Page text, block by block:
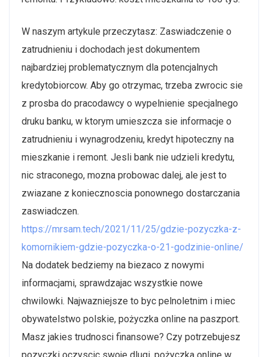
W naszym artykule przeczytasz: Zaswiadczenie o
zatrudnieniu i dochodach jest dokumentem
najbardziej problematycznym dla potencjalnych
kredytobiorcow. Aby go otrzymac, trzeba zwrocic sie
z prosba do pracodawcy o wypelnienie specjalnego
druku banku, w ktorym umieszcza sie informacje o
zatrudnieniu i wynagrodzeniu, kredyt hipoteczny na
mieszkanie i remont. Jesli bank nie udzieli kredytu,
nic straconego, mozna probowac dalej, ale jest to
zwiazane z koniecznoscia ponownego dostarczania
zaswiadczen.
https://mrsam.tech/2021/11/25/gdzie-pozyczka-z-
komornikiem-gdzie-pozyczka-o-21-godzinie-online/
Na dodatek bedziemy na biezaco z nowymi
informacjami, sprawdzajac wszystkie nowe
chwilowki. Najwazniejsze to byc pelnoletnim i miec
obywatelstwo polskie, pożyczka online na paszport.
Masz jakies trudnosci finansowe? Czy potrzebujesz